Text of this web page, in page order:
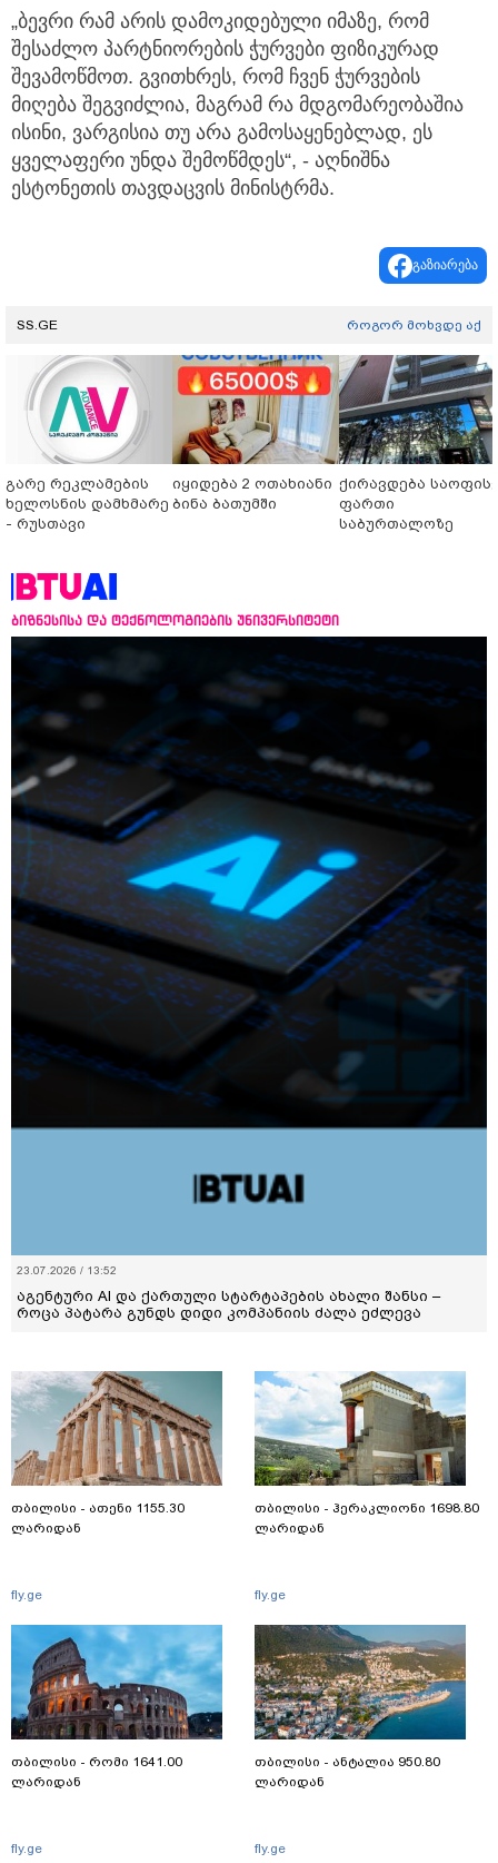
„ბევრი რამ არის დამოკიდებული იმაზე, რომ
შესაძლო პარტნიორების ჭურვები ფიზიკურად
შევამოწმოთ. გვითხრეს, რომ ჩვენ ჭურვების
მიღება შეგვიძლია, მაგრამ რა მდგომარეობაშია
ისინი, ვარგისია თუ არა გამოსაყენებლად, ეს
ყველაფერი უნდა შემოწმდეს“, - აღნიშნა
ესტონეთის თავდაცვის მინისტრმა.
გაზიარება
SS.GE როგორ მოხვდე აქ
გარე რეკლამების
ხელოსნის დამხმარე
- რუსთავი
იყიდება 2 ოთახიანი
ბინა ბათუმში
ქირავდება
ფართი
საბურთალოზე
ბიზნესისა და ტექნოლოგიების უნივერსიტეტი
23.07.2026 / 13:52
აგენტური AI და ქართული სტარტაპების ახალი შანსი –
როცა პატარა გუნდს დიდი კომპანიის ძალა ეძლევა
თბილისი - ათენი 1155.30
ლარიდან
fly.ge
თბილისი - რომი 1641.00
ლარიდან
fly.ge
თბილისი - ჰერაკლიონი 1698.80
ლარიდან
fly.ge
თბილისი - ანტალია 950.80
ლარიდან
fly.ge